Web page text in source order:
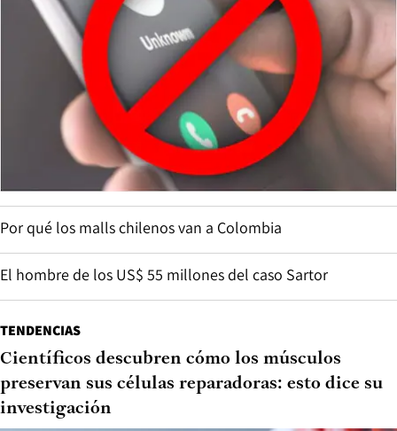
Por qué los malls chilenos van a Colombia
El hombre de los US$ 55 millones del caso Sartor
TENDENCIAS
Científicos descubren cómo los músculos
preservan sus células reparadoras: esto dice su
investigación